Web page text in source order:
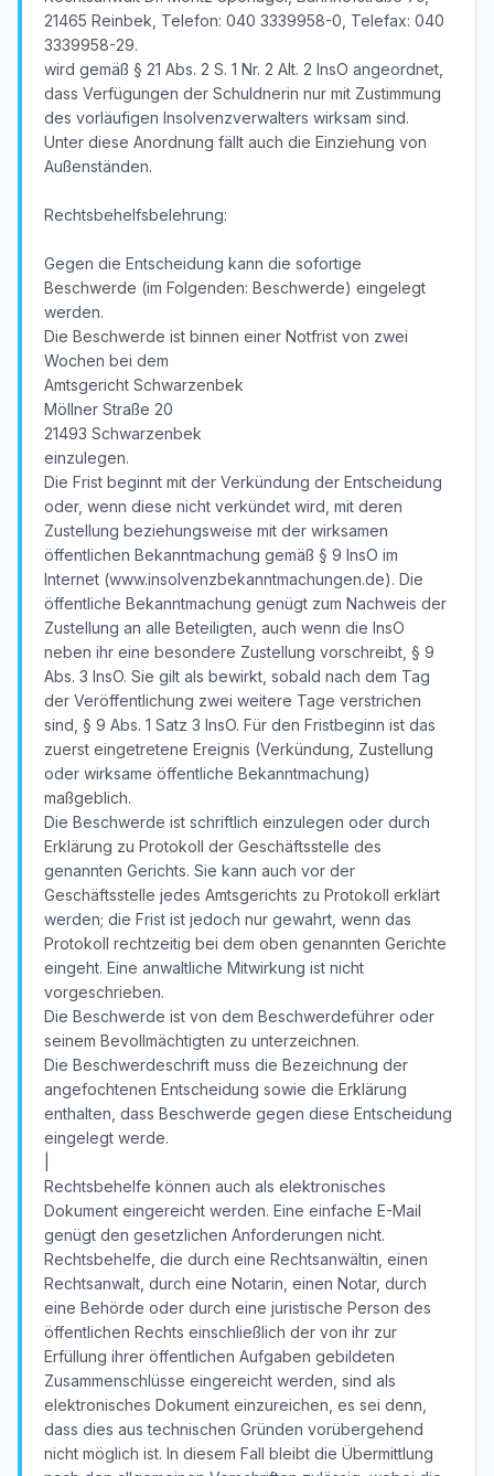
21465 Reinbek, Telefon: 040 3339958-0, Telefax: 040
3339958-29.
wird gemäß § 21 Abs. 2 S. 1 Nr. 2 Alt. 2 InsO angeordnet,
dass Verfügungen der Schuldnerin nur mit Zustimmung
des vorläufigen Insolvenzverwalters wirksam sind.
Unter diese Anordnung fällt auch die Einziehung von
Außenständen.
Rechtsbehelfsbelehrung:
Gegen die Entscheidung kann die sofortige
Beschwerde (im Folgenden: Beschwerde) eingelegt
werden.
Die Beschwerde ist binnen einer Notfrist von zwei
Wochen bei dem
Amtsgericht Schwarzenbek
Möllner Straße 20
21493 Schwarzenbek
einzulegen.
Die Frist beginnt mit der Verkündung der Entscheidung
oder, wenn diese nicht verkündet wird, mit deren
Zustellung beziehungsweise mit der wirksamen
öffentlichen Bekanntmachung gemäß § 9 InsO im
Internet (www.insolvenzbekanntmachungen.de). Die
öffentliche Bekanntmachung genügt zum Nachweis der
Zustellung an alle Beteiligten, auch wenn die InsO
neben ihr eine besondere Zustellung vorschreibt, § 9
Abs. 3 InsO. Sie gilt als bewirkt, sobald nach dem Tag
der Veröffentlichung zwei weitere Tage verstrichen
sind, § 9 Abs. 1 Satz 3 InsO. Für den Fristbeginn ist das
zuerst eingetretene Ereignis (Verkündung, Zustellung
oder wirksame öffentliche Bekanntmachung)
maßgeblich.
Die Beschwerde ist schriftlich einzulegen oder durch
Erklärung zu Protokoll der Geschäftsstelle des
genannten Gerichts. Sie kann auch vor der
Geschäftsstelle jedes Amtsgerichts zu Protokoll erklärt
werden; die Frist ist jedoch nur gewahrt, wenn das
Protokoll rechtzeitig bei dem oben genannten Gerichte
eingeht. Eine anwaltliche Mitwirkung ist nicht
vorgeschrieben.
Die Beschwerde ist von dem Beschwerdeführer oder
seinem Bevollmächtigten zu unterzeichnen.
Die Beschwerdeschrift muss die Bezeichnung der
angefochtenen Entscheidung sowie die Erklärung
enthalten, dass Beschwerde gegen diese Entscheidung
eingelegt werde.
Rechtsbehelfe können auch als elektronisches
Dokument eingereicht werden. Eine einfache E-Mail
genügt den gesetzlichen Anforderungen nicht.
Rechtsbehelfe, die durch eine Rechtsanwältin, einen
Rechtsanwalt, durch eine Notarin, einen Notar, durch
eine Behörde oder durch eine juristische Person des
öffentlichen Rechts einschließlich der von ihr zur
Erfüllung ihrer öffentlichen Aufgaben gebildeten
Zusammenschlüsse eingereicht werden, sind als
elektronisches Dokument einzureichen, es sei denn,
dass dies aus technischen Gründen vorübergehend
nicht möglich ist. In diesem Fall bleibt die Übermittlung